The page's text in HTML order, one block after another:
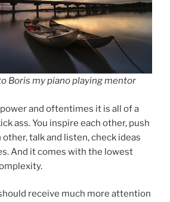
Boris my piano playing mentor
and oftentimes it is all of a
ass. You inspire each other, push
talk and listen, check ideas
And it comes with the lowest
receive much more attention